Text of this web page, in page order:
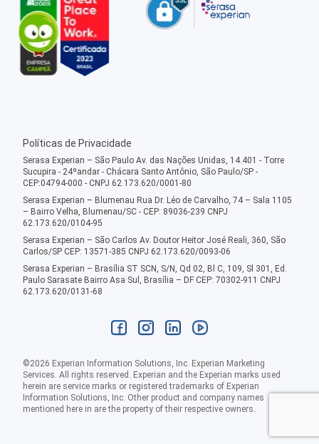
Políticas de Privacidade
Serasa Experian – São Paulo Av. das Nações Unidas, 14.401 - Torre
Sucupira - 24ºandar - Chácara Santo Antônio, São Paulo/SP -
CEP:04794-000 - CNPJ 62.173.620/0001-80
Serasa Experian – Blumenau Rua Dr. Léo de Carvalho, 74 – Sala 1105
– Bairro Velha, Blumenau/SC - CEP: 89036-239 CNPJ
62.173.620/0104-95
Serasa Experian – São Carlos Av. Doutor Heitor José Reali, 360, São
Carlos/SP CEP: 13571-385 CNPJ 62.173.620/0093-06
Serasa Experian – Brasília ST SCN, S/N, Qd 02, Bl C, 109, Sl 301, Ed.
Paulo Sarasate Bairro Asa Sul, Brasília – DF CEP: 70302-911 CNPJ
62.173.620/0131-68
©2026 Experian Information Solutions, Inc. Experian Marketing
Services. All rights reserved. Experian and the Experian marks used
herein are service marks or registered trademarks of Experian
Information Solutions, Inc. Other product and company names
mentioned here in are the property of their respective owners.